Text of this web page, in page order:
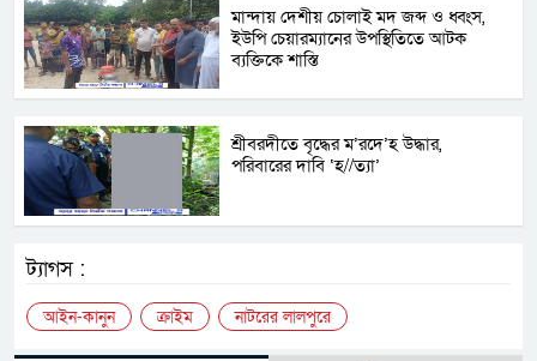
মান্দায় দেশীয় চোলাই মদ জব্দ ও ধ্বংস,
ইউপি চেয়ারম্যানের উপস্থিতিতে আটক
ব্যক্তিকে শাস্তি
শ্রীবরদীতে বৃদ্ধের ম’রদে’হ উদ্ধার,
পরিবারের দাবি ‘হ//ত্যা’
ট্যাগস :
আইন-কানুন ক্রাইম নাটরের লালপুরে